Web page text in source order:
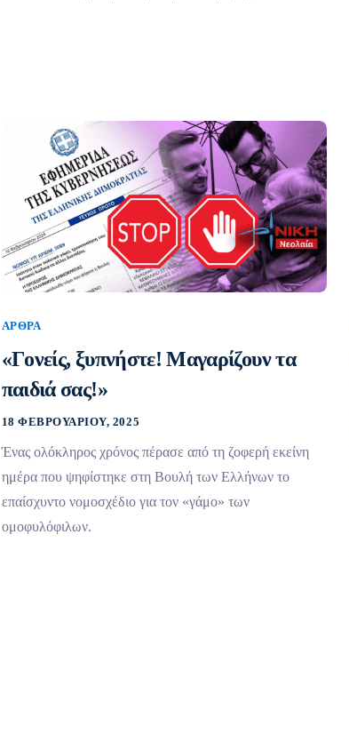
ΆΡΘΡΑ
«Γονείς, ξυπνήστε! Μαγαρίζουν τα
παιδιά σας!»
18 ΦΕΒΡΟΥΑΡΊΟΥ, 2025
Ένας ολόκληρος χρόνος πέρασε από τη ζοφερή εκείνη
ημέρα που ψηφίστηκε στη Βουλή των Ελλήνων το
επαίσχυντο νομοσχέδιο για τον «γάμο» των
ομοφυλόφιλων.